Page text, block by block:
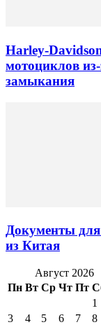
Harley-
мотоциклов
замыкания
Документы
из Китая
Август 2026
Пн Вт Ср Чт Пт
1
3
4 5 6 7 8